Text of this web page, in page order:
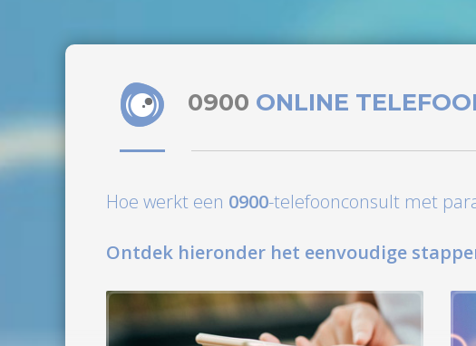
0900 ONLINE
Hoe werkt een 0900-telefoonconsult met
Ontdek hieronder het eenvoudige